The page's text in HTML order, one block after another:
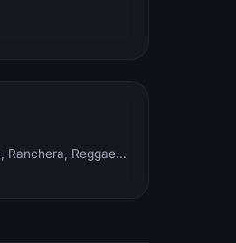
Electronic, Rock, Pop, 90s, 00s, 80s, Mexican, Ranchera, Reggaeton, Instrumental, Salsa, Merengue, Tropical, Romantic, Vallenato, Llanera